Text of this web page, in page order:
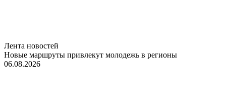
Лента новостей
Новые маршруты привлекут молодежь в регионы
06.08.2026